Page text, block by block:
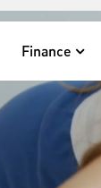
Finance